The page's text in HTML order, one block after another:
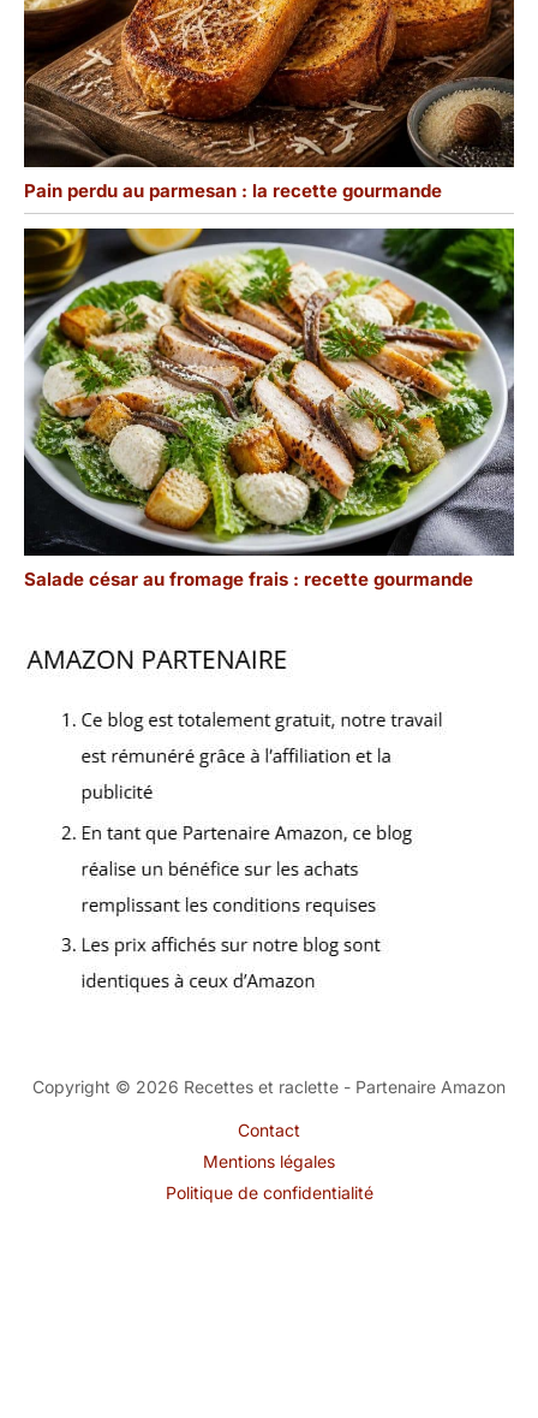
Pain perdu au parmesan : la recette gourmande
Salade césar au fromage frais : recette gourmande
Copyright © 2026 Recettes et raclette - Partenaire Amazon
Contact
Mentions légales
Politique de confidentialité